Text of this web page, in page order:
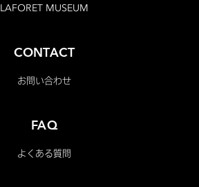
LAFORET MUSEUM
CONTACT
お問い合わせ
FAQ
よくある質問